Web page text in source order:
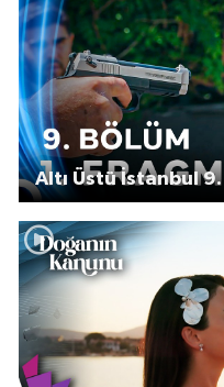
Altı Üstü İstanbul